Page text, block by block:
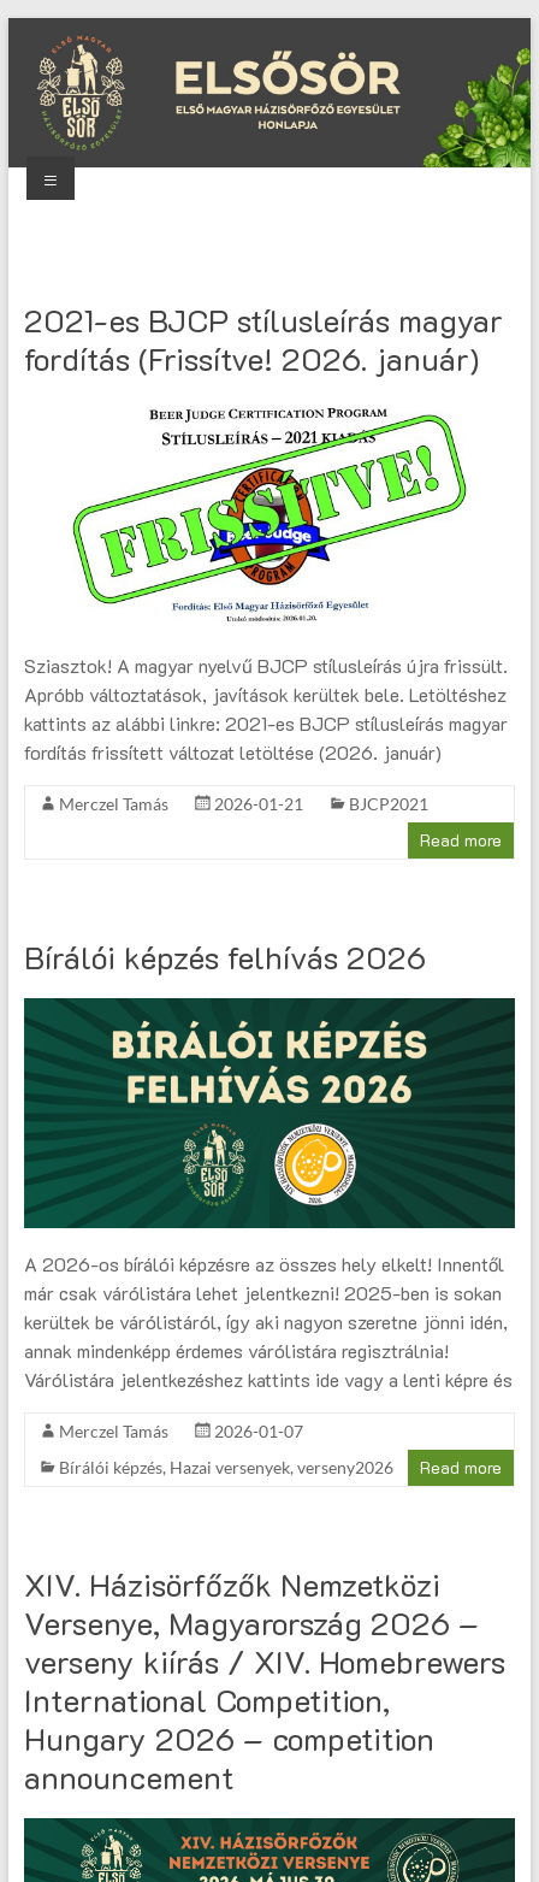
content
Házisörfőző
Egyesület
Menu
2021-es BJCP stílusleírás magyar
fordítás (Frissítve! 2026. január)
Sziasztok! A magyar nyelvű BJCP stílusleírás újra frissült.
Apróbb változtatások, javítások kerültek bele. Letöltéshez
kattints az alábbi linkre: 2021-es BJCP stílusleírás magyar
fordítás frissített változat letöltése (2026. január)
Merczel Tamás 2026-01-21 BJCP2021
Read more
Bírálói képzés felhívás 2026
A 2026-os bírálói képzésre az összes hely elkelt! Innentől
már csak várólistára lehet jelentkezni! 2025-ben is sokan
kerültek be várólistáról, így aki nagyon szeretne jönni idén,
annak mindenképp érdemes várólistára regisztrálnia!
Várólistára jelentkezéshez kattints ide vagy a lenti képre és
Merczel Tamás
2026-01-07
Bírálói képzés, Hazai versenyek, verseny2026 Read more
XIV. Házisörfőzők Nemzetközi
Versenye, Magyarország 2026 –
verseny kiírás / XIV. Homebrewers
International Competition,
Hungary 2026 – competition
announcement